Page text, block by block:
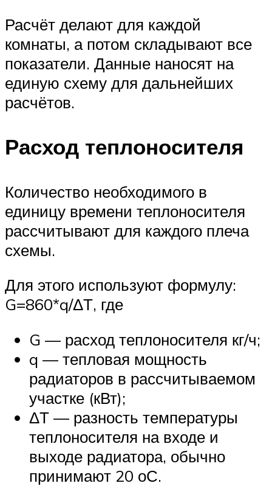
Расчёт делают для каждой
комнаты, а потом складывают все
показатели. Данные наносят на
единую схему для дальнейших
расчётов.
Расход теплоносителя
Количество необходимого в
единицу времени теплоносителя
рассчитывают для каждого плеча
схемы.
Для этого используют формулу:
G=860*q/ΔТ, где
G — расход теплоносителя кг/ч;
q — тепловая мощность
радиаторов в рассчитываемом
участке (кВт);
ΔТ — разность температуры
теплоносителя на входе и
выходе радиатора, обычно
принимают 20 оС.